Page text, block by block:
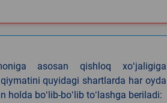
asosan qishloq xoʻjaligiga
quyidagi shartlarda har oyda
boʻlib-boʻlib toʻlashga beriladi: